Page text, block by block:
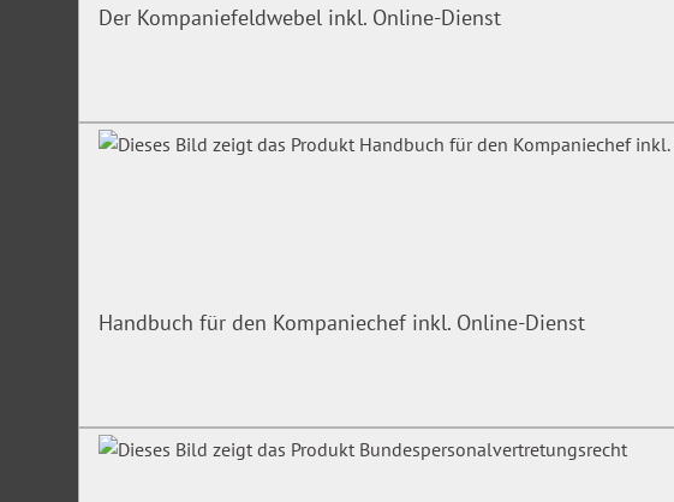
Der Kompaniefeldwebel inkl. Online-Dienst
Handbuch für den Kompaniechef inkl. Online-Dienst